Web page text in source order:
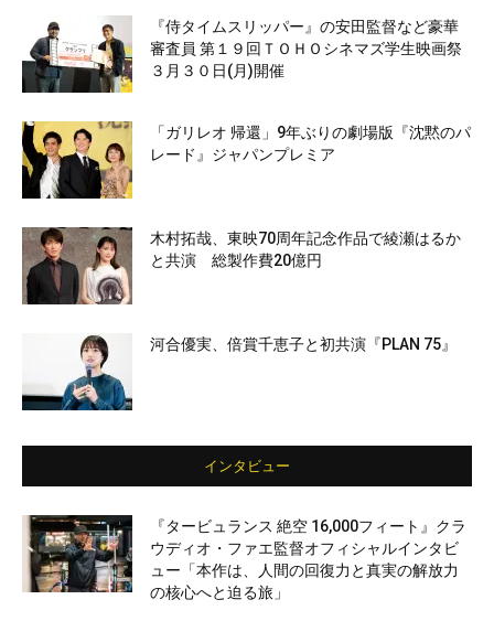
『侍タイムスリッパー』の安田監督など豪華
審査員 第１９回ＴＯＨＯシネマズ学生映画祭
３月３０日(月)開催
「ガリレオ 帰還」9年ぶりの劇場版『沈黙のパ
レード』ジャパンプレミア
木村拓哉、東映70周年記念作品で綾瀬はるか
と共演 総製作費20億円
河合優実、倍賞千恵子と初共演『PLAN 75』
インタビュー
『タービュランス 絶空 16,000フィート』クラ
ウディオ・ファエ監督オフィシャルインタビ
ュー「本作は、人間の回復力と真実の解放力
の核心へと迫る旅」